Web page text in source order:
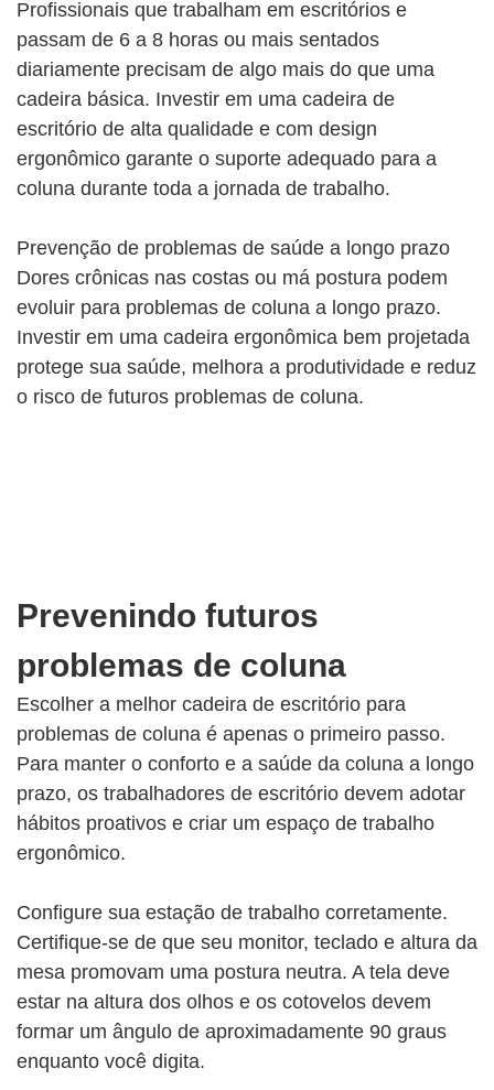
Profissionais que trabalham em escritórios e
passam de 6 a 8 horas ou mais sentados
diariamente precisam de algo mais do que uma
cadeira básica. Investir em uma cadeira de
escritório de alta qualidade e com design
ergonômico garante o suporte adequado para a
coluna durante toda a jornada de trabalho.
Prevenção de problemas de saúde a longo prazo
Dores crônicas nas costas ou má postura podem
evoluir para problemas de coluna a longo prazo.
Investir em uma cadeira ergonômica bem projetada
protege sua saúde, melhora a produtividade e reduz
o risco de futuros problemas de coluna.
Prevenindo futuros
problemas de coluna
Escolher a melhor cadeira de escritório para
problemas de coluna é apenas o primeiro passo.
Para manter o conforto e a saúde da coluna a longo
prazo, os trabalhadores de escritório devem adotar
hábitos proativos e criar um espaço de trabalho
ergonômico.
Configure sua estação de trabalho corretamente.
Certifique-se de que seu monitor, teclado e altura da
mesa promovam uma postura neutra. A tela deve
estar na altura dos olhos e os cotovelos devem
formar um ângulo de aproximadamente 90 graus
enquanto você digita.